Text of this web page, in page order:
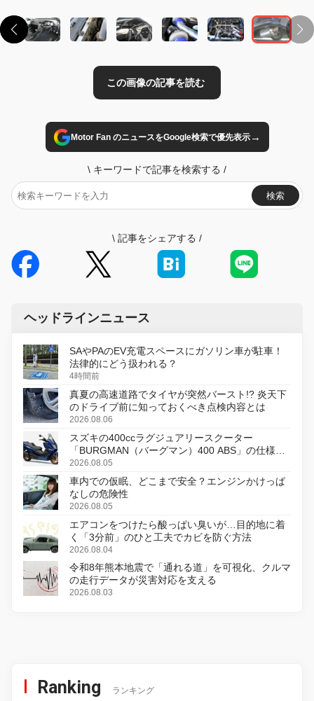
Motor Fan のニュースをGoogle検索で優先表示→
\ キーワードで記事を検索する /
検索
\ 記事をシェアする /
ヘッドラインニュース
SAやPAのEV充電スペースにガソリン車が駐車！
法律的にどう扱われる？
4時間前
真夏の高速道路でタイヤが突然バースト!? 炎天下
のドライブ前に知っておくべき点検内容とは
2026.08.06
スズキの400ccラグジュアリースクーター
「BURGMAN（バーグマン）400 ABS」の仕様を
変更し、8月18日に発売
2026.08.05
車内での仮眠、どこまで安全？エンジンかけっぱ
なしの危険性
2026.08.05
エアコンをつけたら酸っぱい臭いが…目的地に着
く「3分前」のひと工夫でカビを防ぐ方法
2026.08.04
令和8年熊本地震で「通れる道」を可視化、クルマ
の走行データが災害対応を支える
2026.08.03
Ranking ランキング